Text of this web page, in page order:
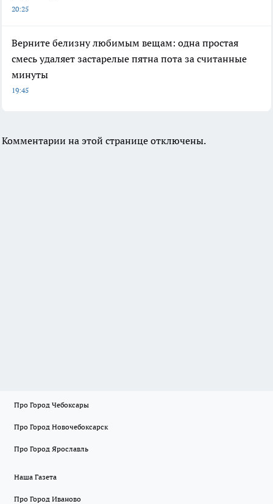
20:25
Верните белизну любимым вещам: одна простая
смесь удаляет застарелые пятна пота за считанные
минуты
19:45
Комментарии на этой странице отключены.
Про Город Чебоксары
Про Город Новочебоксарск
Про Город Ярославль
Наша Газета
Про Город Иваново